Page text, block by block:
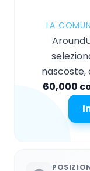
LA
nascoste,
60,000